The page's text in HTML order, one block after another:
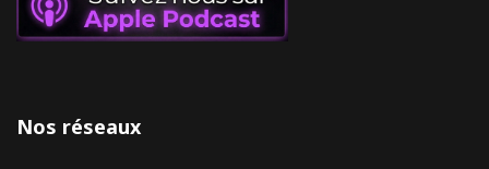
Nos réseaux